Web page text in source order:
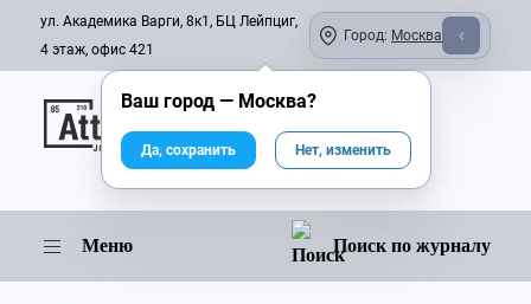
ул. Академика Варги, 8к1, БЦ Лейпциг,
4 этаж, офис 421
Город: Москва
Онлайн-журнал
Меню Поиск по журналу
Ваш город — Москва?
Да, сохранить Нет, изменить